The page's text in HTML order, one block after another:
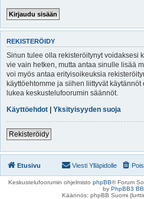
REKISTERÖIDY
Sinun tulee olla rekisteröitynyt voidaksesi
vie vain hetken, mutta antaa sinulle lisää
voi myös antaa erityisoikeuksia
käyttöehtomme ja siihen liittyvät
lukea keskustelufoorumin säännöt.
Käyttöehdot | Yksityisyyden suoja
Rekisteröidy
Etusivu Viesti Ylläpidolle
Keskustelufoorumin ohjelmisto phpBB® Forum
by PhpBB3
Käännös: phpBB Suomi